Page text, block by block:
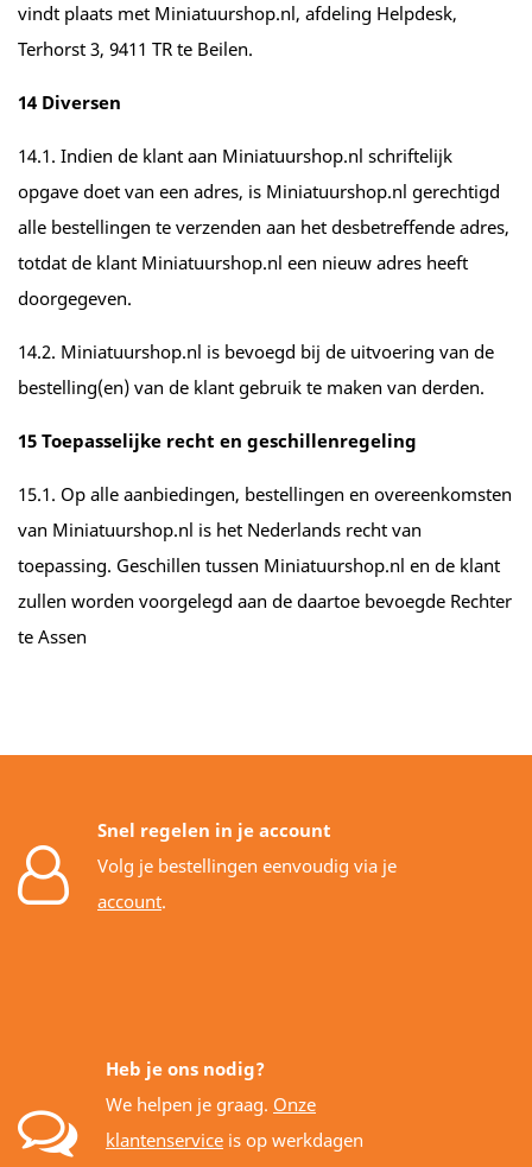
vindt plaats met Miniatuurshop.nl, afdeling Helpdesk,
Terhorst 3, 9411 TR te Beilen.
14 Diversen
14.1. Indien de klant aan Miniatuurshop.nl schriftelijk
opgave doet van een adres, is Miniatuurshop.nl gerechtigd
alle bestellingen te verzenden aan het desbetreffende adres,
totdat de klant Miniatuurshop.nl een nieuw adres heeft
doorgegeven.
14.2. Miniatuurshop.nl is bevoegd bij de uitvoering van de
bestelling(en) van de klant gebruik te maken van derden.
15 Toepasselijke recht en geschillenregeling
15.1. Op alle aanbiedingen, bestellingen en overeenkomsten
van Miniatuurshop.nl is het Nederlands recht van
toepassing. Geschillen tussen Miniatuurshop.nl en de klant
zullen worden voorgelegd aan de daartoe bevoegde Rechter
te Assen
Snel regelen in je account
Volg je bestellingen eenvoudig via je
account.
Heb je ons nodig?
We helpen je graag. Onze
klantenservice is op werkdagen